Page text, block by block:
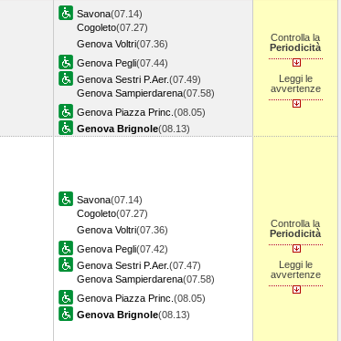
Savona(07.14)
Cogoleto(07.27)
Genova Voltri(07.36)
Genova Pegli(07.44)
Genova Sestri P.Aer.(07.49)
Genova Sampierdarena(07.58)
Genova Piazza Princ. (08.05)
Genova Brignole(08.13)
Controlla la
Periodicità
Leggi le
avvertenze
Savona(07.14)
Cogoleto(07.27)
Genova Voltri(07.36)
Genova Pegli(07.42)
Genova Sestri P.Aer.(07.47)
Genova Sampierdarena(07.58)
Genova Piazza Princ. (08.05)
Genova Brignole(08.13)
Controlla la
Periodicità
Leggi le
avvertenze